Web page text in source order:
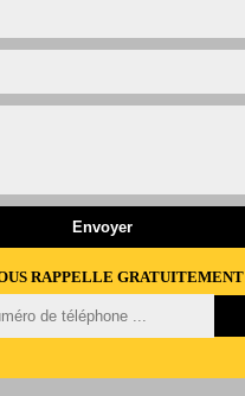
RAPPELLE GRATUITEMENT